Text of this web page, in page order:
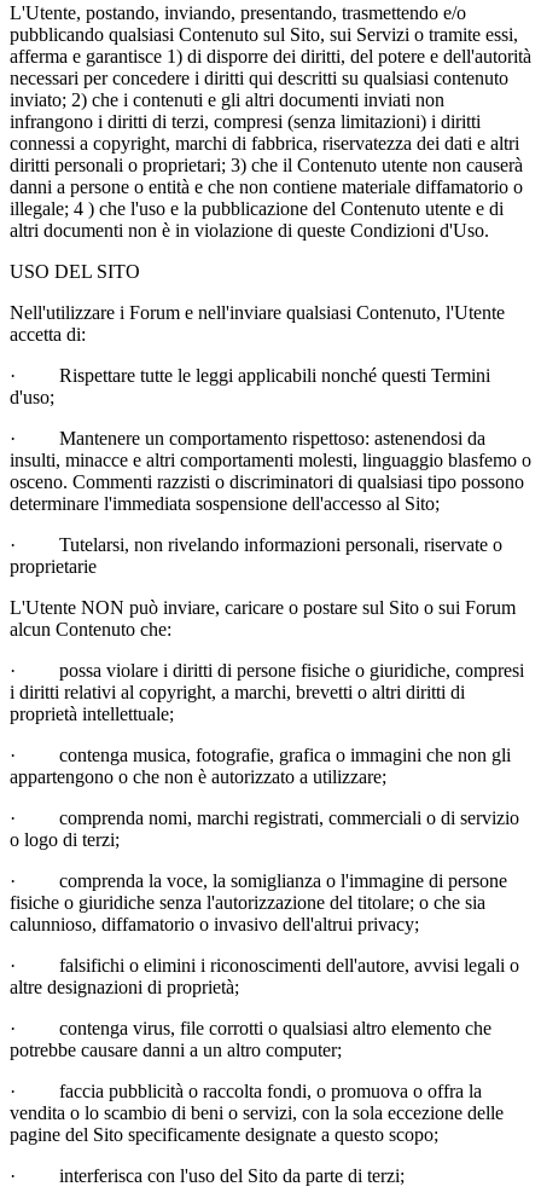
L'Utente, postando, inviando, presentando, trasmettendo e/o
pubblicando qualsiasi Contenuto sul Sito, sui Servizi o tramite essi,
afferma e garantisce 1) di disporre dei diritti, del potere e dell'autorità
necessari per concedere i diritti qui descritti su qualsiasi contenuto
inviato; 2) che i contenuti e gli altri documenti inviati non
infrangono i diritti di terzi, compresi (senza limitazioni) i diritti
connessi a copyright, marchi di fabbrica, riservatezza dei dati e altri
diritti personali o proprietari; 3) che il Contenuto utente non causerà
danni a persone o entità e che non contiene materiale diffamatorio o
illegale; 4 ) che l'uso e la pubblicazione del Contenuto utente e di
altri documenti non è in violazione di queste Condizioni d'Uso.
USO DEL SITO
Nell'utilizzare i Forum e nell'inviare qualsiasi Contenuto, l'Utente
accetta di:
· Rispettare tutte le leggi applicabili nonché questi Termini
d'uso;
· Mantenere un comportamento rispettoso: astenendosi da
insulti, minacce e altri comportamenti molesti, linguaggio blasfemo o
osceno. Commenti razzisti o discriminatori di qualsiasi tipo possono
determinare l'immediata sospensione dell'accesso al Sito;
· Tutelarsi, non rivelando informazioni personali, riservate o
proprietarie
L'Utente NON può inviare, caricare o postare sul Sito o sui Forum
alcun Contenuto che:
· possa violare i diritti di persone fisiche o giuridiche, compresi
i diritti relativi al copyright, a marchi, brevetti o altri diritti di
proprietà intellettuale;
· contenga musica, fotografie, grafica o immagini che non gli
appartengono o che non è autorizzato a utilizzare;
· comprenda nomi, marchi registrati, commerciali o di servizio
o logo di terzi;
· comprenda la voce, la somiglianza o l'immagine di persone
fisiche o giuridiche senza l'autorizzazione del titolare; o che sia
calunnioso, diffamatorio o invasivo dell'altrui privacy;
· falsifichi o elimini i riconoscimenti dell'autore, avvisi legali o
altre designazioni di proprietà;
· contenga virus, file corrotti o qualsiasi altro elemento che
potrebbe causare danni a un altro computer;
· faccia pubblicità o raccolta fondi, o promuova o offra la
vendita o lo scambio di beni o servizi, con la sola eccezione delle
pagine del Sito specificamente designate a questo scopo;
· interferisca con l'uso del Sito da parte di terzi;